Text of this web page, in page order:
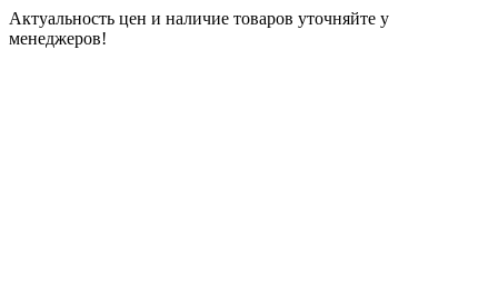
Актуальность цен и наличие товаров уточняйте у
менеджеров!